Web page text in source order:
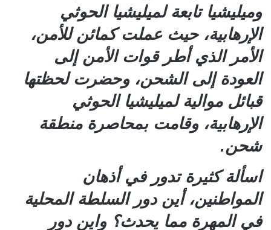
وميليشيا تابعة لميليشيا الحوثي
الإرهابية، حيث عملت كمائن للأمن،
الأمر الذي أطر قوات الأمن إلى
العودة إلى الشحن، وحضرت لحظتها
قبائل موالية لميليشيا الحوثي
الإرهابية، وقامت بمحاصرة منطقة
شحن.
اسألة كثيرة تدور في أذهان
المواطنين، أين دور السلطة المحلية
في المهرة مما يحدث؟ واين دور